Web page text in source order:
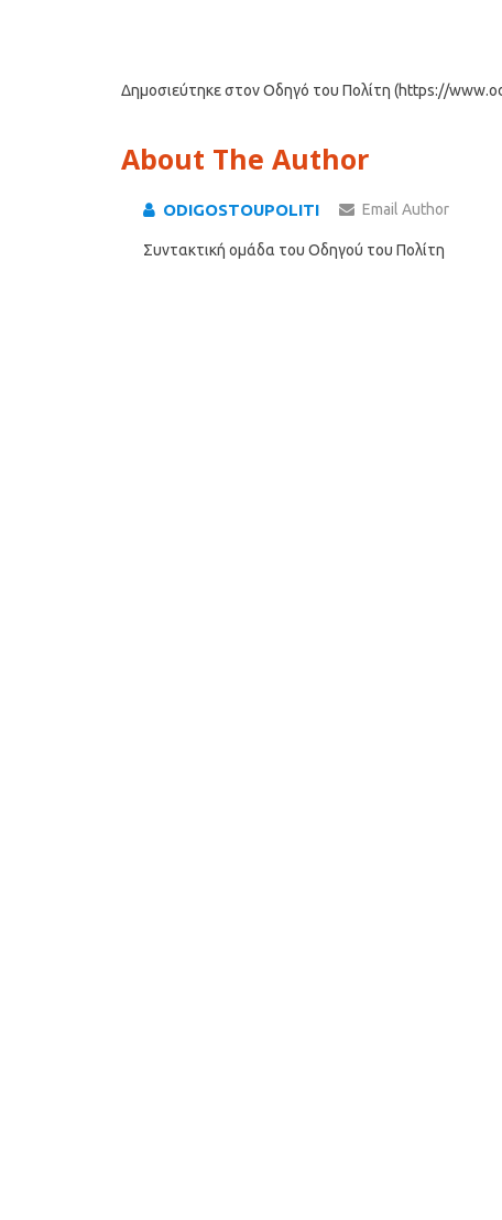
Δημοσιεύτηκε στον Οδηγό του Πολίτη (https://
About The Author
ODIGOSTOUPOLITI Email Author
Συντακτική ομάδα του Οδηγού του Πολίτη